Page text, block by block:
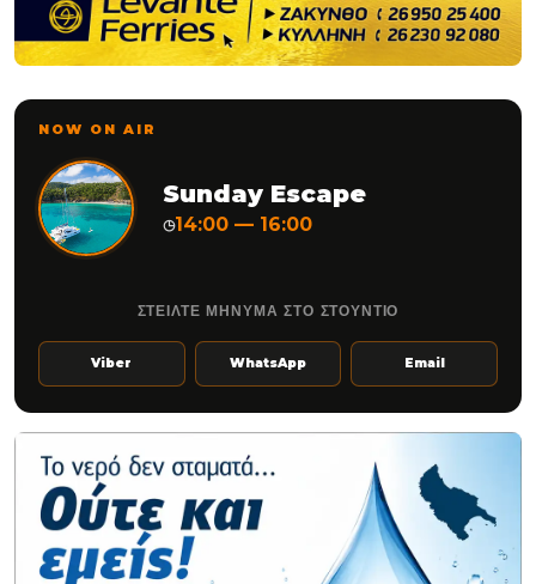
NOW ON AIR
Sunday Escape
◷14:00 — 16:00
ΣΤΕΙΛΤΕ ΜΗΝΥΜΑ ΣΤΟ ΣΤΟΥΝΤΙΟ
Viber WhatsApp Email